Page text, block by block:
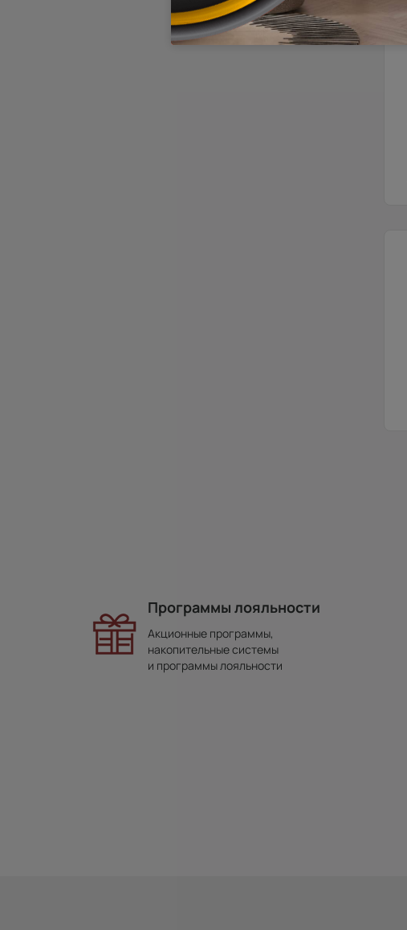
Программы лояльности
Акционные программы,
накопительные системы
и программы лояльности